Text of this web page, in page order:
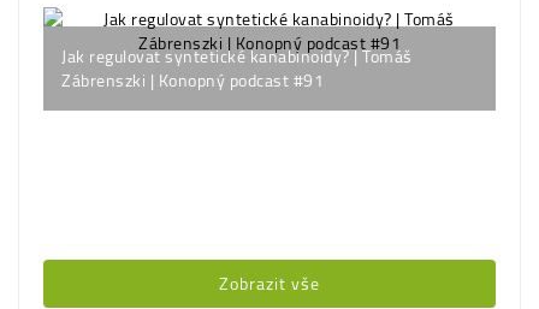
Jak regulovat syntetické kanabinoidy? | Tomáš
Zábrenszki | Konopný podcast #91
Zobrazit vše